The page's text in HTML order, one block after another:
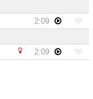
2:09
2:09